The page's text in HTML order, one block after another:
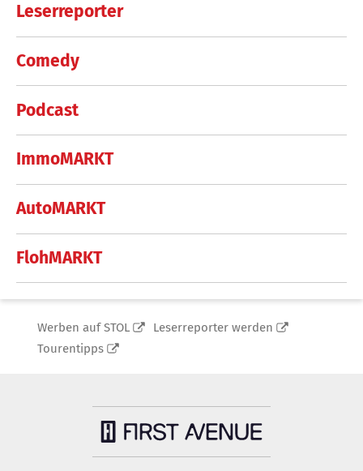
Leserreporter
Comedy
Podcast
ImmoMARKT
AutoMARKT
FlohMARKT
Werben auf STOL
Leserreporter werden
Tourentipps